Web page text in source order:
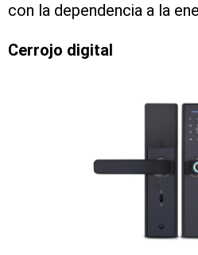
con la dependencia a la
Cerrojo digital